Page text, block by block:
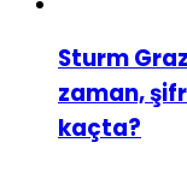
Sturm
zaman,
kaçta?